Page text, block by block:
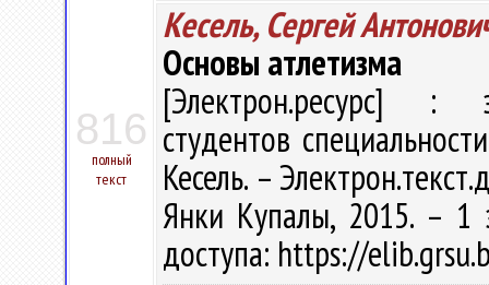
816
полный
текст
Кесель, Сергей
Основы атлетизма
[Электрон.ресурс] :
студентов
Кесель. –
Янки Купалы, 2015. – 1
доступа: https://